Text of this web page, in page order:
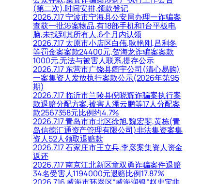
(第二次),时间安排,领款登记
2026.7.17 宁波市宁海县公安局办理一诈骗案
查获一批涉案物品,有18部手机和1台平板电
脑,未找到其所有人,6个月内认领
2026.7.17 太原市小店区白伟,耿艳刚,吕利冬
等罚金案案款24400元,贺海龙诈骗案案款
1000元,无法与被害人联系,提存公示
2026.7.17 东营市广饶县阔宇公司(清心易购)
一案集资人发放执行案款公示(2026年第95
期)
2026.7.17 临沂市兰陵县倪晓辉诈骗案执行案
款退赔分配方案,被害人潘云鹏等17人分配案
款2567358元比例约4.7%
2026.7.17 青岛市市北区徐旭,魏宏斐,黄栋(青
岛信德汇通资产管理有限公司)非法集资案集
资人52人领取退赔款
2026.7.17 石家庄市王立兵,李彦案集资人资金
返还
2026.7.17 南京江北新区童双勇诈骗案件退赔
34名受害人1194000元退赔比例17.87%